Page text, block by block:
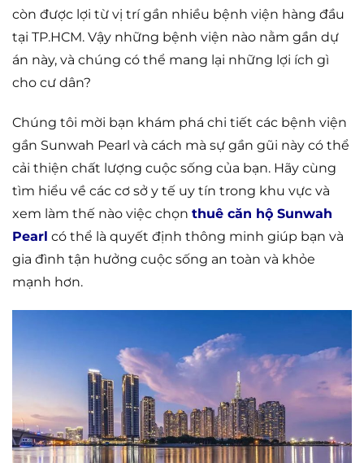
còn được lợi từ vị trí gần nhiều bệnh viện hàng đầu
tại TP.HCM. Vậy những bệnh viện nào nằm gần dự
án này, và chúng có thể mang lại những lợi ích gì
cho cư dân?
Chúng tôi mời bạn khám phá chi tiết các bệnh viện
gần Sunwah Pearl và cách mà sự gần gũi này có thể
cải thiện chất lượng cuộc sống của bạn. Hãy cùng
tìm hiểu về các cơ sở y tế uy tín trong khu vực và
xem làm thế nào việc chọn thuê căn hộ Sunwah
Pearl có thể là quyết định thông minh giúp bạn và
gia đình tận hưởng cuộc sống an toàn và khỏe
mạnh hơn.